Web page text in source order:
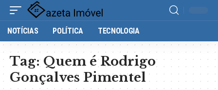
NOTÍCIAS POLÍTICA TECNOLOGIA
Tag: Quem é Rodrigo
Gonçalves Pimentel